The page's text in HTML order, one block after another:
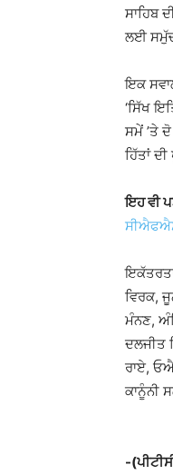
ਸਾਹਿਬ
ਲਈ
ਇਕ
‘ਸਿੱਖ
ਸਮੇਂ ’ਤੇ
ਹਿੱਤਾਂ
ਇਹ ਵੀ
ਵਿਰਕ,
ਮੰਨਣ,
ਦਲਜੀਤ
ਰਾਏ,
ਕਾਨੂੰਨੀ
-